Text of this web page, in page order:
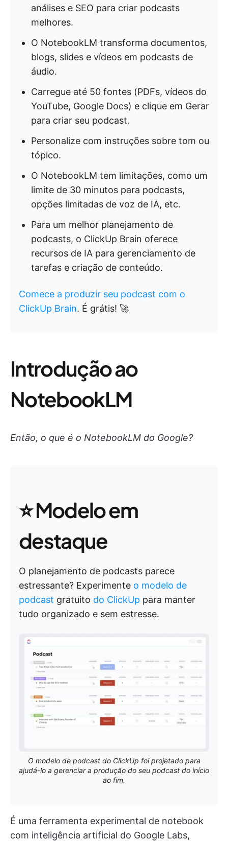
análises e SEO para criar podcasts
melhores.
O NotebookLM transforma documentos,
blogs, slides e vídeos em podcasts de
áudio.
Carregue até 50 fontes (PDFs, vídeos do
YouTube, Google Docs) e clique em Gerar
para criar seu podcast.
Personalize com instruções sobre tom ou
tópico.
O NotebookLM tem limitações, como um
limite de 30 minutos para podcasts,
opções limitadas de voz de IA, etc.
Para um melhor planejamento de
podcasts, o ClickUp Brain oferece
recursos de IA para gerenciamento de
tarefas e criação de conteúdo.
Comece a produzir seu podcast com o
ClickUp Brain. É grátis! 🚀
Introdução ao
NotebookLM
Então, o que é o NotebookLM do Google?
⭐ Modelo em
destaque
O planejamento de podcasts parece
estressante? Experimente o modelo de
podcast gratuito do ClickUp para manter
tudo organizado e sem estresse.
O modelo de podcast do ClickUp foi projetado para
ajudá-lo a gerenciar a produção do seu podcast do início
ao fim.
É uma ferramenta experimental de notebook
com inteligência artificial do Google Labs,